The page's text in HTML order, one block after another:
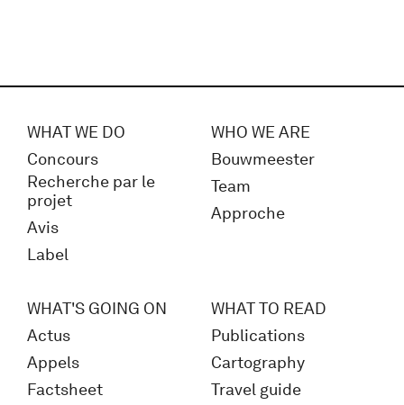
WHAT WE DO
Concours
Recherche par le
projet
Avis
Label
WHO WE ARE
Bouwmeester
Team
Approche
WHAT'S GOING ON
Actus
Appels
Factsheet
WHAT TO READ
Publications
Cartography
Travel guide